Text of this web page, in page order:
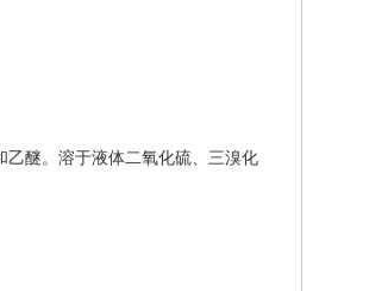
醚。溶于液体二氧化硫、三溴化